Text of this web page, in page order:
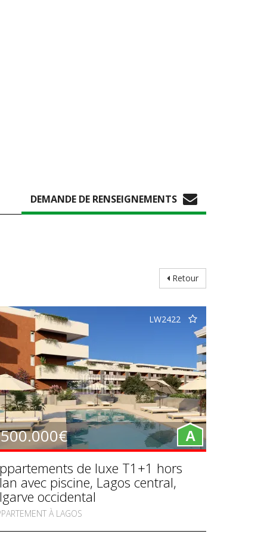
DEMANDE DE RENSEIGNEMENTS
Retour
LW2422
500.000€ A
de luxe T1+1 hors
avec piscine, Lagos central,
occidental
À LAGOS